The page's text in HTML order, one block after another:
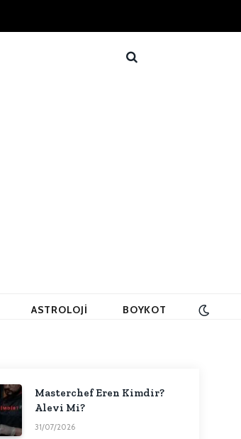
ASTROLOJI BOYKOT
Masterchef Eren Kimdir?
Alevi Mi?
31/07/2026